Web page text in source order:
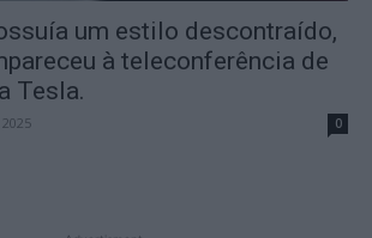
um estilo descontraído,
à teleconferência de
Tesla.
0